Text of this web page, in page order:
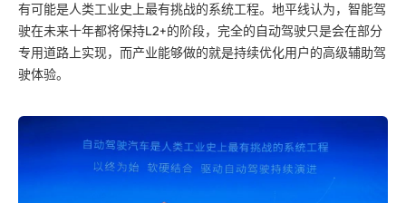
有可能是人类工业史上最有挑战的系统工程。地平线认为，智能驾
驶在未来十年都将保持L2+的阶段，完全的自动驾驶只是会在部分
专用道路上实现，而产业能够做的就是持续优化用户的高级辅助驾
驶体验。